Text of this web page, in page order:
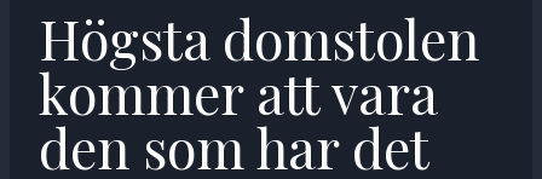
Högsta domstolen
kommer att vara
den som har det